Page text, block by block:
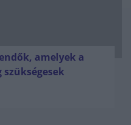
amelyek a
szükségesek